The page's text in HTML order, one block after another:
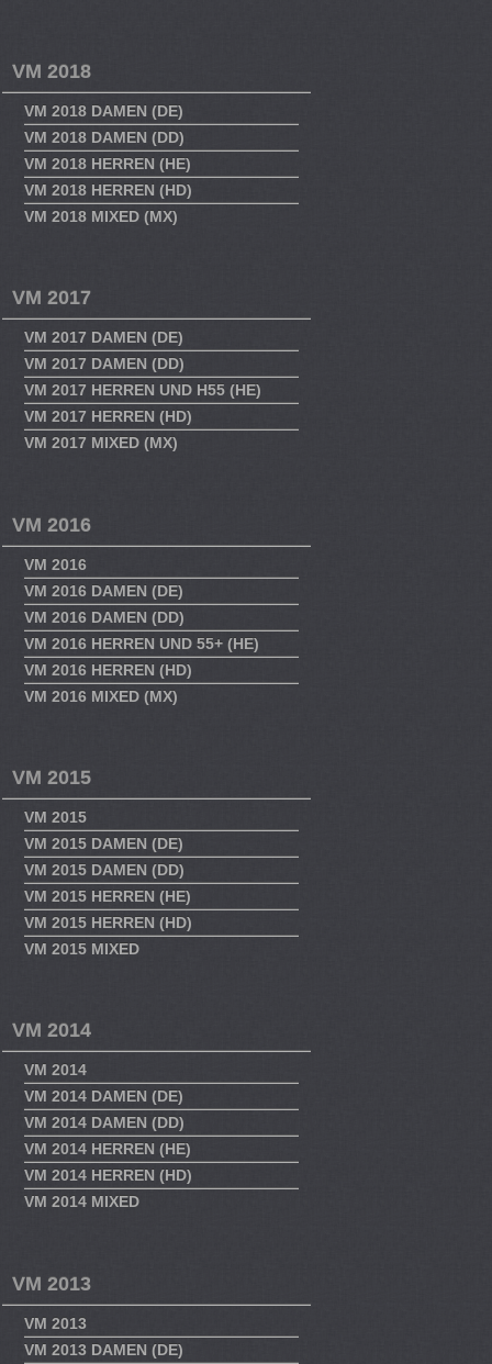
VM 2018
VM 2018 DAMEN (DE)
VM 2018 DAMEN (DD)
VM 2018 HERREN (HE)
VM 2018 HERREN (HD)
VM 2018 MIXED (MX)
VM 2017
VM 2017 DAMEN (DE)
VM 2017 DAMEN (DD)
VM 2017 HERREN UND H55 (HE)
VM 2017 HERREN (HD)
VM 2017 MIXED (MX)
VM 2016
VM 2016
VM 2016 DAMEN (DE)
VM 2016 DAMEN (DD)
VM 2016 HERREN UND 55+ (HE)
VM 2016 HERREN (HD)
VM 2016 MIXED (MX)
VM 2015
VM 2015
VM 2015 DAMEN (DE)
VM 2015 DAMEN (DD)
VM 2015 HERREN (HE)
VM 2015 HERREN (HD)
VM 2015 MIXED
VM 2014
VM 2014
VM 2014 DAMEN (DE)
VM 2014 DAMEN (DD)
VM 2014 HERREN (HE)
VM 2014 HERREN (HD)
VM 2014 MIXED
VM 2013
VM 2013
VM 2013 DAMEN (DE)